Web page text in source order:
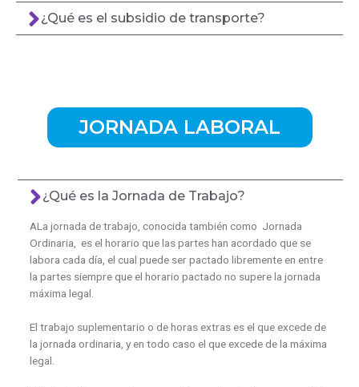
¿Qué es el subsidio de transporte?
JORNADA LABORAL
¿Qué es la Jornada de Trabajo?
ALa jornada de trabajo, conocida también como Jornada
Ordinaria, es el horario que las partes han acordado que se
labora cada día, el cual puede ser pactado libremente en entre
la partes siempre que el horario pactado no supere la jornada
máxima legal.
El trabajo suplementario o de horas extras es el que excede de
la jornada ordinaria, y en todo caso el que excede de la máxima
legal.